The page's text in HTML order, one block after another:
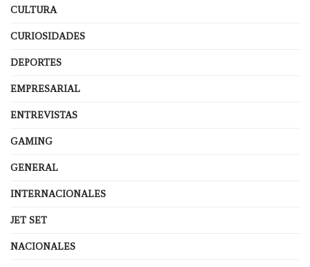
CULTURA
CURIOSIDADES
DEPORTES
EMPRESARIAL
ENTREVISTAS
GAMING
GENERAL
INTERNACIONALES
JET SET
NACIONALES